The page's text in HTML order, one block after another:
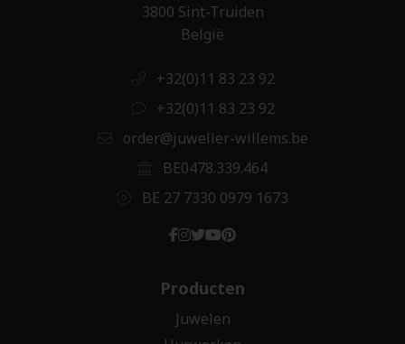
3800 Sint-Truiden
België
+32(0)11 83 23 92
+32(0)11 83 23 92
order@juwelier-willems.be
BE0478.339.464
BE 27 7330 0979 1673
Producten
Juwelen